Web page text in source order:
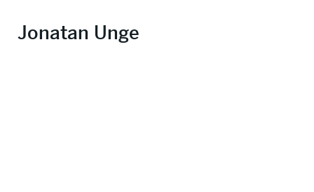
Jonatan Unge